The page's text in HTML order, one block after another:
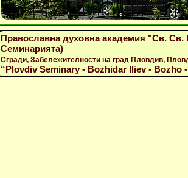
Православна духовна академия "Св.
Семинарията)
Сгради, Забележителности на град Пловдив,
“Plovdiv Seminary - Bozhidar Iliev - Bozho -